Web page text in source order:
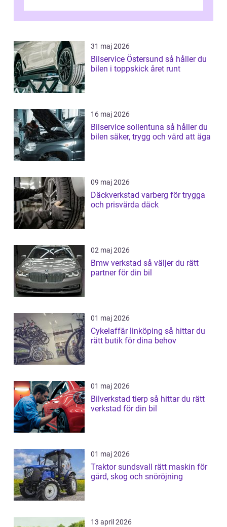
31 maj 2026
Bilservice Östersund så håller du
bilen i toppskick året runt
16 maj 2026
Bilservice sollentuna så håller du
bilen säker, trygg och värd att äga
09 maj 2026
Däckverkstad varberg för trygga
och prisvärda däck
02 maj 2026
Bmw verkstad så väljer du rätt
partner för din bil
01 maj 2026
Cykelaffär linköping så hittar du
rätt butik för dina behov
01 maj 2026
Bilverkstad tierp så hittar du rätt
verkstad för din bil
01 maj 2026
Traktor sundsvall rätt maskin för
gård, skog och snöröjning
13 april 2026